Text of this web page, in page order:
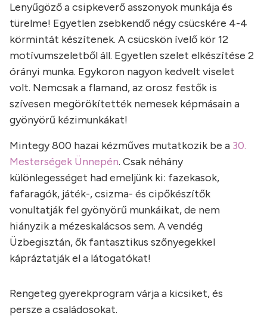
Lenyűgöző a csipkeverő asszonyok munkája és
türelme! Egyetlen zsebkendő négy csücskére 4-4
körmintát készítenek. A csücskön ívelő kör 12
motívumszeletből áll. Egyetlen szelet elkészítése 2
órányi munka. Egykoron nagyon kedvelt viselet
volt. Nemcsak a flamand, az orosz festők is
szívesen megörökítették nemesek képmásain a
gyönyörű kézimunkákat!
Mintegy 800 hazai kézműves mutatkozik be a 30.
Mesterségek Ünnepén. Csak néhány
különlegességet had emeljünk ki: fazekasok,
fafaragók, játék-, csizma- és cipőkészítők
vonultatják fel gyönyörű munkáikat, de nem
hiányzik a mézeskalácsos sem. A vendég
Üzbegisztán, ők fantasztikus szőnyegekkel
kápráztatják el a látogatókat!
Rengeteg gyerekprogram várja a kicsiket, és
persze a családosokat.